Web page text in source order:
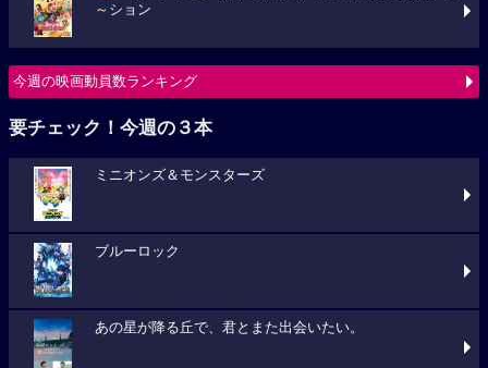
～ション
今週の映画動員数ランキング
要チェック！今週の３本
ミニオンズ＆モンスターズ
ブルーロック
あの星が降る丘で、君とまた出会いたい。